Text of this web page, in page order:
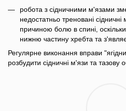
робота з сідничними м'язами
недостатньо треновані
причиною болю в спині,
нижню частину хребта та
Регулярне виконання вправи
розбудити сідничні м'язи та тазову